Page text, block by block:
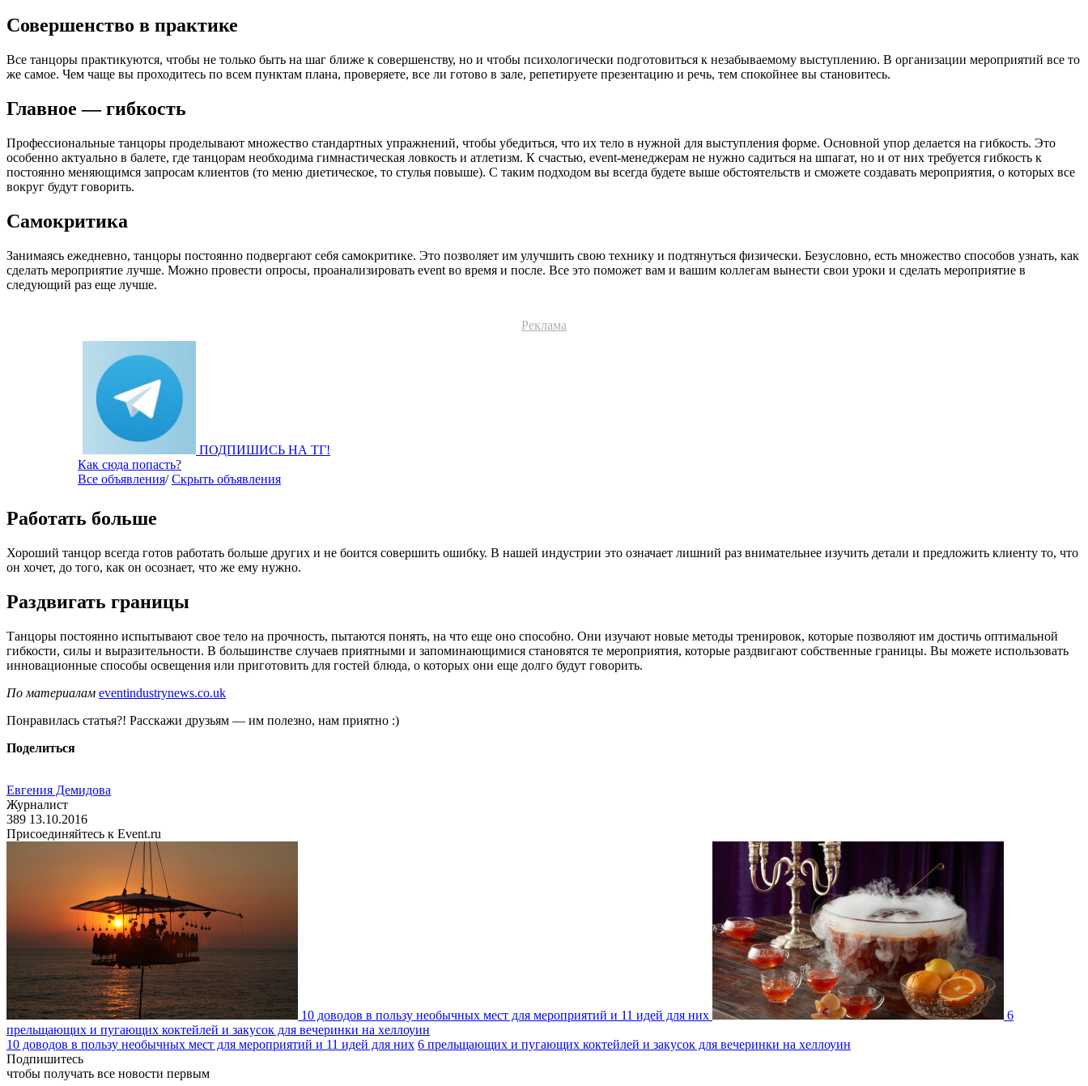
Совершенство в практике
Все танцоры практикуются, чтобы не только быть на шаг ближе к совершенству, но и чтобы психологически подготовиться к незабываемому выступлению. В организации мероприятий все то
же самое. Чем чаще вы проходитесь по всем пунктам плана, проверяете, все ли готово в зале, репетируете презентацию и речь, тем спокойнее вы становитесь.
Главное — гибкость
Профессиональные танцоры проделывают множество стандартных упражнений, чтобы убедиться, что их тело в нужной для выступления форме. Основной упор делается на гибкость. Это
особенно актуально в балете, где танцорам необходима гимнастическая ловкость и атлетизм. К счастью, event-менеджерам не нужно садиться на шпагат, но и от них требуется гибкость к
постоянно меняющимся запросам клиентов (то меню диетическое, то стулья повыше). С таким подходом вы всегда будете выше обстоятельств и сможете создавать мероприятия, о которых все
вокруг будут говорить.
Самокритика
Занимаясь ежедневно, танцоры постоянно подвергают себя самокритике. Это позволяет им улучшить свою технику и подтянуться физически. Безусловно, есть множество способов узнать, как
сделать мероприятие лучше. Можно провести опросы, проанализировать event во время и после. Все это поможет вам и вашим коллегам вынести свои уроки и сделать мероприятие в
следующий раз еще лучше.
Реклама
ПОДПИШИСЬ НА ТГ!
Как сюда попасть?
Все объявления/Скрыть объявления
Работать больше
Хороший танцор всегда готов работать больше других и не боится совершить ошибку. В нашей индустрии это означает лишний раз внимательнее изучить детали и предложить клиенту то, что
он хочет, до того, как он осознает, что же ему нужно.
Раздвигать границы
Танцоры постоянно испытывают свое тело на прочность, пытаются понять, на что еще оно способно. Они изучают новые методы тренировок, которые позволяют им достичь оптимальной
гибкости, силы и выразительности. В большинстве случаев приятными и запоминающимися становятся те мероприятия, которые раздвигают собственные границы. Вы можете использовать
инновационные способы освещения или приготовить для гостей блюда, о которых они еще долго будут говорить.
По материалам eventindustrynews.co.uk
Понравилась статья?! Расскажи друзьям — им полезно, нам приятно :)
Поделиться
Евгения Демидова
Журналист
389 13.10.2016
Присоединяйтесь к Event.ru
10 доводов в пользу необычных мест для мероприятий и 11 идей для них
6
прельщающих и пугающих коктейлей и закусок для вечеринки на хеллоуин
10 доводов в пользу необычных мест для мероприятий и 11 идей для них 6 прельщающих и пугающих коктейлей и закусок для вечеринки на хеллоуин
Подпишитесь
чтобы получать все новости первым